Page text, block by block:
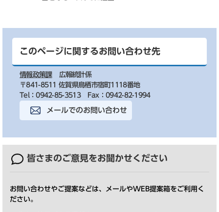
このページに関するお問い合わせ先
情報政策課
広報統計係
〒841-8511 佐賀県鳥栖市宿町1118番地
Tel：0942-85-3513
Fax：0942-82-1994
メールでのお問い合わせ
皆さまのご意見をお聞かせください
お問い合わせやご提案などは、メールやWEB提案箱をご利用く
ださい。